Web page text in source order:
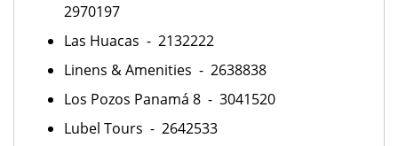
2970197
Las Huacas - 2132222
Linens & Amenities - 2638838
Los Pozos Panamá 8 - 3041520
Lubel Tours - 2642533